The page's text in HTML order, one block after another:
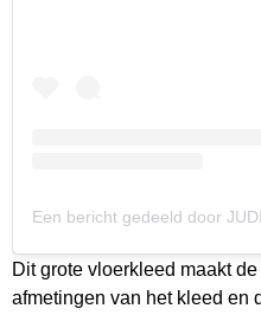
Een bericht gedeeld door
Dit grote vloerkleed maakt
afmetingen van het kleed en